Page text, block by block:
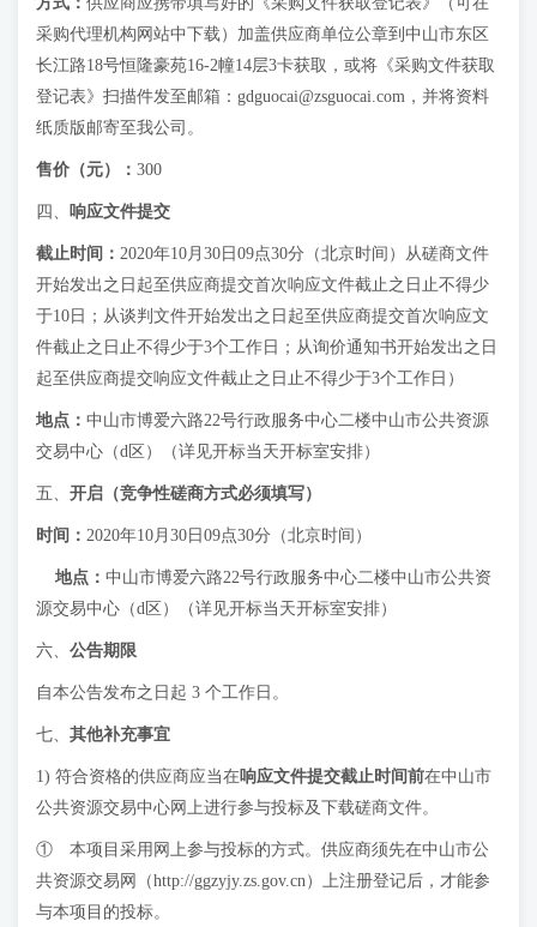
采购代理机构网站中下载）加盖供应商单位公章到中山市东区
长江路18号恒隆豪苑16-2幢14层3卡获取，或将《采购文件获取
登记表》扫描件发至邮箱： gdguocai@zsguocai.com ，并将资料
纸质版邮寄至我公司。
售价（元）： 300
四、 响应文件提交
截止时间： 2020年10月30日09点30分（北京时间）从磋商文件
开始发出之日起至供应商提交首次响应文件截止之日止不得少
于10日；从谈判文件开始发出之日起至供应商提交首次响应文
件截止之日止不得少于3个工作日；从询价通知书开始发出之日
起至供应商提交响应文件截止之日止不得少于3个工作日）
地点： 中山市博爱六路22号行政服务中心二楼中山市公共资源
交易中心（d区）（详见开标当天开标室安排）
五、 开启（竞争性磋商方式必须填写）
时间： 2020年10月30日09点30分（北京时间）
地点： 中山市博爱六路22号行政服务中心二楼中山市公共资
源交易中心（d区）（详见开标当天开标室安排）
六、 公告期限
自本公告发布之日起 3 个工作日。
七、 其他补充事宜
1) 符合资格的供应商应当在响应文件提交截止时间前在中山市
公共资源交易中心网上进行参与投标及下载磋商文件。
① 本项目采用网上参与投标的方式。供应商须先在中山市公
共资源交易网（http://ggzyjy.zs.gov.cn）上注册登记后，才能参
与本项目的投标。